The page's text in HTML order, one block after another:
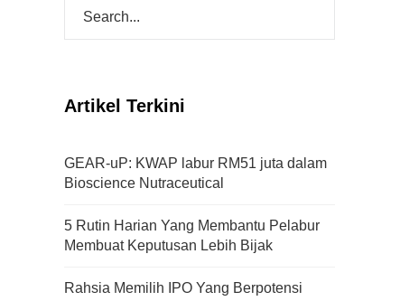
Artikel Terkini
GEAR-uP: KWAP labur RM51 juta dalam
Bioscience Nutraceutical
5 Rutin Harian Yang Membantu Pelabur
Membuat Keputusan Lebih Bijak
Rahsia Memilih IPO Yang Berpotensi